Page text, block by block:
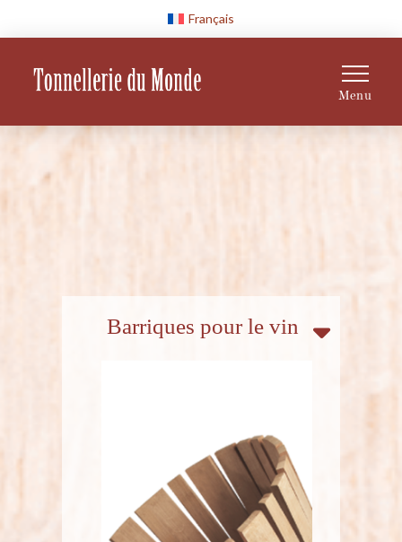
Français
Menu
Barriques pour le vin